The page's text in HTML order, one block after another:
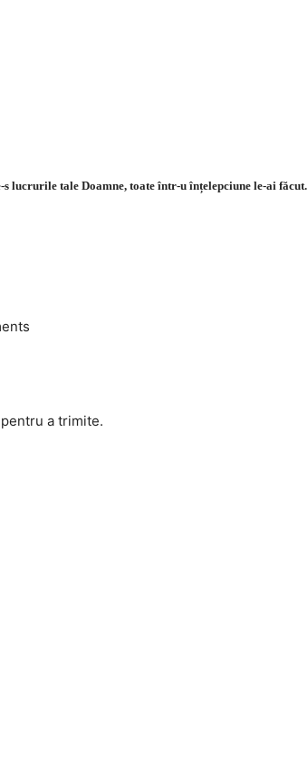
s lucrurile tale Doamne, toate într-u înțelepciune le-ai făcut.
a trimite.